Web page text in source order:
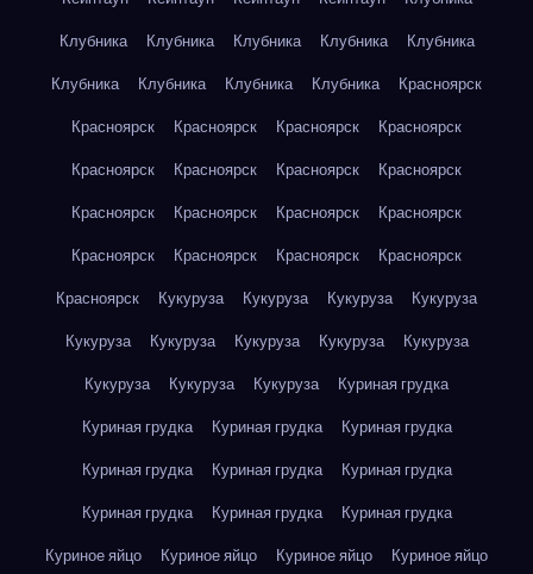
Клубника
Клубника Клубника Клубника
Клубника
Клубника
Клубника Клубника Клубника
Красноярск
Красноярск
Красноярск Красноярск
Красноярск
Красноярск
Красноярск Красноярск
Красноярск
Красноярск
Красноярск Красноярск
Красноярск
Красноярск
Красноярск Красноярск
Красноярск
Красноярск
Кукуруза Кукуруза Кукуруза
Кукуруза
Кукуруза
Кукуруза Кукуруза Кукуруза
Кукуруза
Кукуруза
Кукуруза Кукуруза
Куриная грудка
Куриная грудка
Куриная грудка
Куриная грудка
Куриная грудка
Куриная грудка
Куриная грудка
Куриная грудка
Куриная грудка
Куриная грудка
Куриное яйцо
Куриное яйцо Куриное яйцо
Куриное яйцо